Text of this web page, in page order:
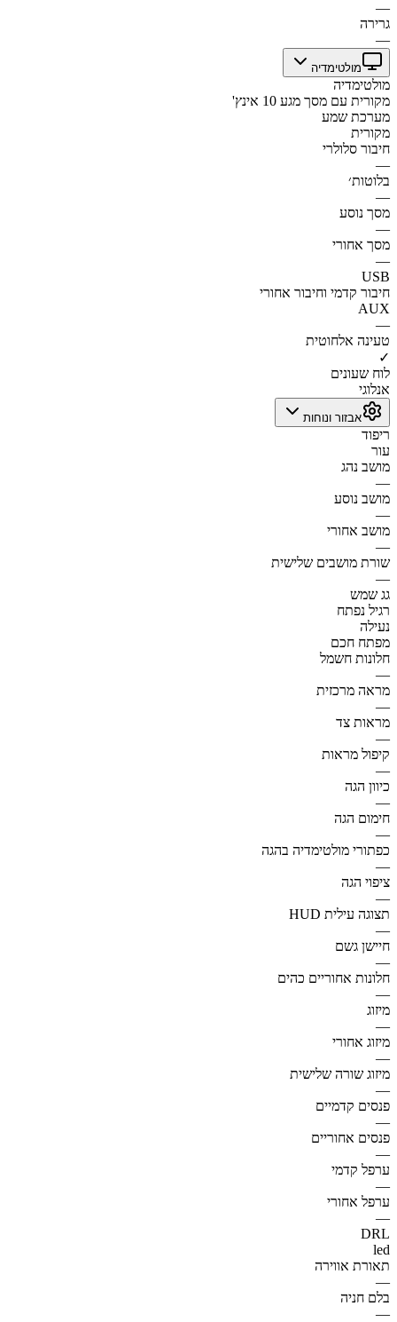
—
גרירה
—
מולטימדיה
מולטימדיה
מקורית עם מסך מגע 10 אינץ'
מערכת שמע
מקורית
חיבור סלולרי
—
בלוטות׳
—
מסך נוסע
—
מסך אחורי
—
USB
חיבור קדמי וחיבור אחורי
AUX
—
טעינה אלחוטית
✓
לוח שעונים
אנלוגי
אבזור ונוחות
ריפוד
עור
מושב נהג
—
מושב נוסע
—
מושב אחורי
—
שורת מושבים שלישית
—
גג שמש
רגיל נפתח
נעילה
מפתח חכם
חלונות חשמל
—
מראה מרכזית
—
מראות צד
—
קיפול מראות
—
כיוון הגה
—
חימום הגה
—
כפתורי מולטימדיה בהגה
—
ציפוי הגה
—
תצוגה עילית HUD
—
חיישן גשם
—
חלונות אחוריים כהים
—
מיזוג
—
מיזוג אחורי
—
מיזוג שורה שלישית
—
פנסים קדמיים
—
פנסים אחוריים
—
ערפל קדמי
—
ערפל אחורי
—
DRL
led
תאורת אווירה
—
בלם חניה
—